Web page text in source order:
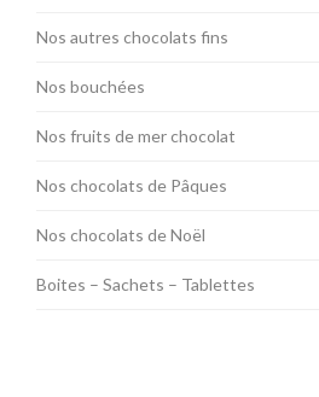
Nos autres chocolats fins
Nos bouchées
Nos fruits de mer chocolat
Nos chocolats de Pâques
Nos chocolats de Noël
Boites – Sachets – Tablettes